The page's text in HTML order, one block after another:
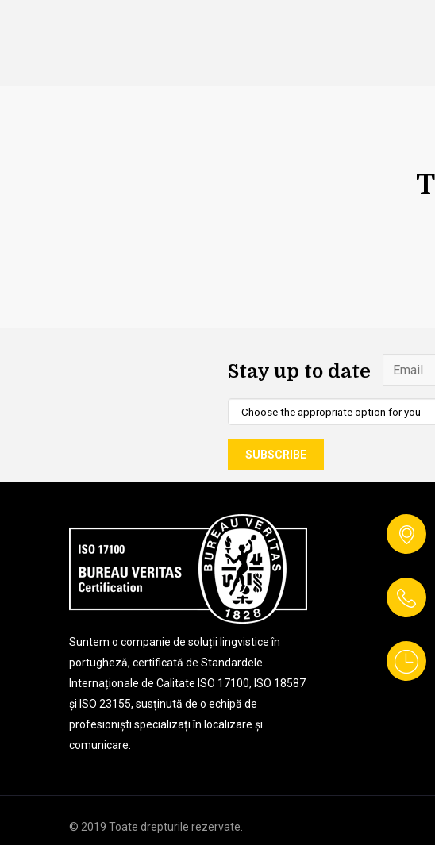
Stay up to date
Suntem o companie de soluții lingvistice în
portugheză, certificată de Standardele
Internaționale de Calitate ISO 17100, ISO 18587
și ISO 23155, susținută de o echipă de
profesioniști specializați în localizare și
comunicare.
© 2019 Toate drepturile rezervate.